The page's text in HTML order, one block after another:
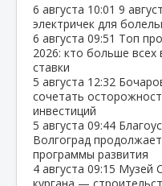
6 августа 10:01 9
электричек для
6 августа 09:51 Топ
2026: кто больше всех
ставки
5 августа 12:32
сочетать
инвестиций
5 августа 09:44
Волгоград
программы развития
4 августа 09:15 Музей